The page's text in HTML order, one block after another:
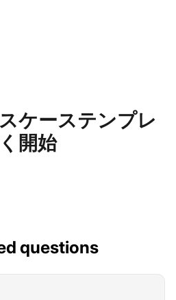
ケーステンプレ
開始
questions